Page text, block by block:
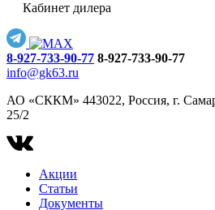
Кабинет дилера
8-927-733-90-77 8-927-733-90-77
info@gk63.ru
АО «СККМ» 443022, Россия, г.
25/2
Акции
Статьи
Документы